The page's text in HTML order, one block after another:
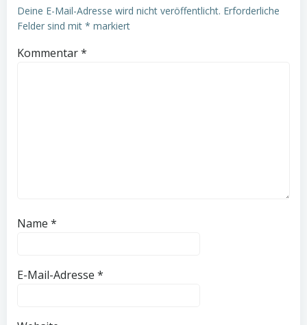
Deine E-Mail-Adresse wird nicht veröffentlicht. Erforderliche
Felder sind mit * markiert
Kommentar*
Name *
E-Mail-Adresse *